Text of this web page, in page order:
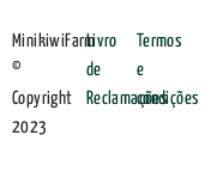
MinikiwiFarm
©
Copyright
2023
Livro
de
Reclamações
Termos
e
condições